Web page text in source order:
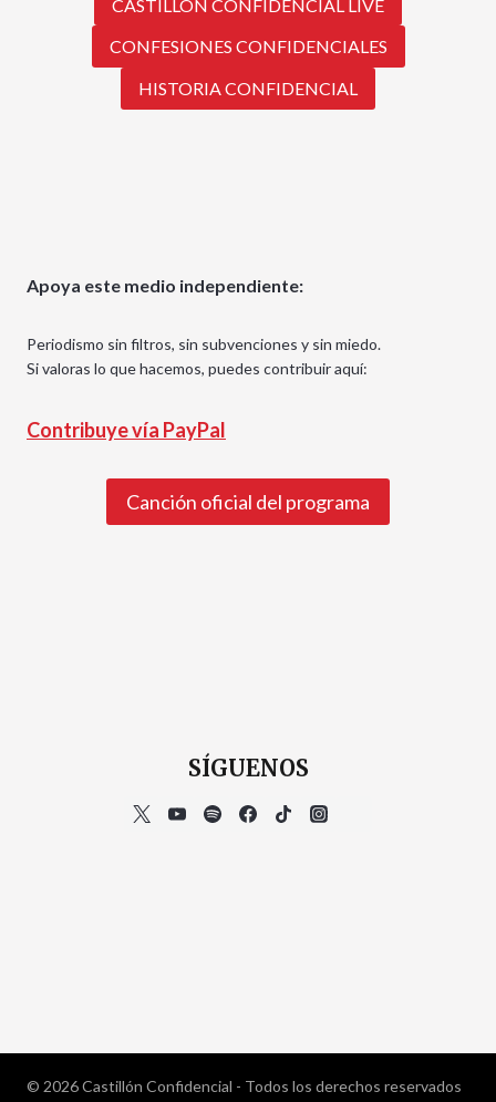
CASTILLÓN CONFIDENCIAL LIVE
CONFESIONES CONFIDENCIALES
HISTORIA CONFIDENCIAL
Apoya este medio independiente:
Periodismo sin filtros, sin subvenciones y sin miedo.
Si valoras lo que hacemos, puedes contribuir aquí:
Contribuye vía PayPal
Canción oficial del programa
SÍGUENOS
© 2026 Castillón Confidencial - Todos los derechos reservados